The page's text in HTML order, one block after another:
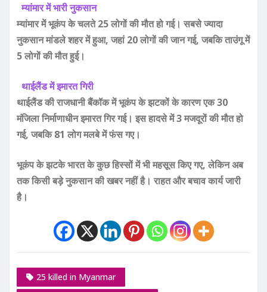
म्यांमार में भारी नुकसान
म्यांमार में भूकंप के चलते 25 लोगों की मौत हो गई। सबसे ज्यादा
नुकसान मांडले शहर में हुआ, जहां 20 लोगों की जान गई, जबकि ताउंगू में
5 लोगों की मौत हुई।
थाईलैंड में इमारत गिरी
थाईलैंड की राजधानी बैंकॉक में भूकंप के झटकों के कारण एक 30
मंजिला निर्माणाधीन इमारत गिर गई। इस हादसे में 3 मजदूरों की मौत हो
गई, जबकि 81 लोग मलबे में फंस गए।
भूकंप के झटके भारत के कुछ हिस्सों में भी महसूस किए गए, लेकिन अब
तक किसी बड़े नुकसान की खबर नहीं है। राहत और बचाव कार्य जारी
है।
25 killed in Myanmar